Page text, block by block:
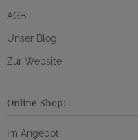
AGB
Unser Blog
Zur Website
Online-Shop:
Im Angebot